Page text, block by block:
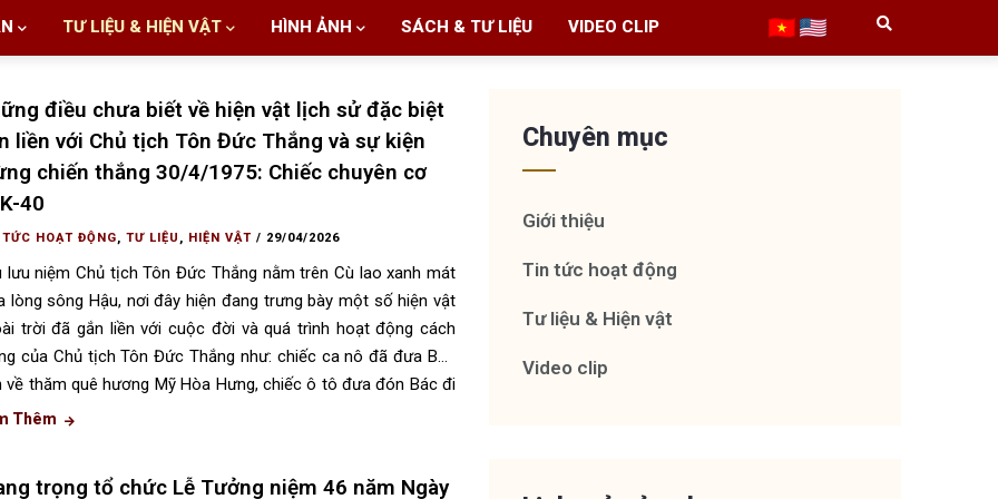
TƯ LIỆU & HIỆN VẬT HÌNH ẢNH SÁCH & TƯ LIỆU VIDEO CLIP
điều chưa biết về hiện vật lịch sử đặc biệt
liền với Chủ tịch Tôn Đức Thắng và sự kiện
chiến thắng 30/4/1975: Chiếc chuyên cơ
40
HOẠT ĐỘNG, TƯ LIỆU , HIỆN VẬT / 29/04/2026
lưu niệm Chủ tịch Tôn Đức Thắng nằm trên Cù lao xanh mát
lòng sông Hậu, nơi đây hiện đang trưng bày một số hiện vật
trời đã gắn liền với cuộc đời và quá trình hoạt động cách
của Chủ tịch Tôn Đức Thắng như: chiếc ca nô đã đưa Bác
về thăm quê hương Mỹ Hòa Hưng, chiếc ô tô đưa đón Bác đi
tác và làm viêc tại Hà Nội.
Thêm
trọng tổ chức Lễ Tưởng niệm 46 năm Ngày
Chuyên mục
Giới thiệu
Tin tức hoạt động
Tư liệu & Hiện vật
Video clip